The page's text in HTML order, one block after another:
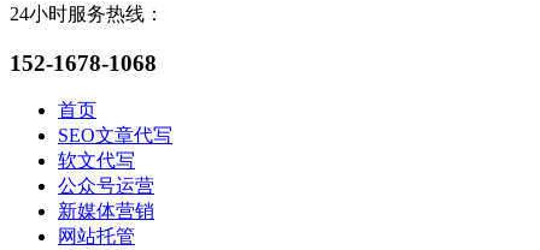
24小时服务热线：
152-1678-1068
首页
SEO文章代写
软文代写
公众号运营
新媒体营销
网站托管